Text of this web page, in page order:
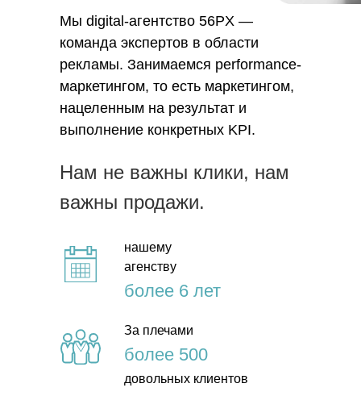
нашему
агенству
более 6 лет
За плечами
довольных клиентов
более 500
Мы digital-агентство 56PX —
команда экспертов в области
рекламы. Занимаемся performance-
маркетингом, то есть маркетингом,
нацеленным на результат и
выполнение конкретных KPI.
Нам не важны клики, нам
важны продажи.